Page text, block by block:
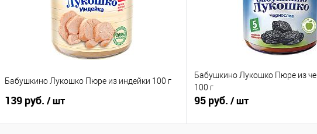
Бабушкино Лукошко Пюре из индейки 100 г
139 руб. / шт
Бабушкино Лукошко Пюре из
100 г
95 руб. / шт